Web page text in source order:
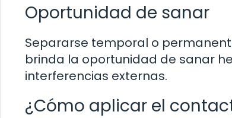
Oportunidad de sanar
Separarse temporal o
brinda la oportunidad de sanar
interferencias externas.
¿Cómo aplicar el